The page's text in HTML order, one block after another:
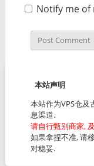
Notify me of
本站声明
本站作为VPS仓及
息渠道.
请自行甄别商家,
如果拿捏不准, 请
对稳妥.